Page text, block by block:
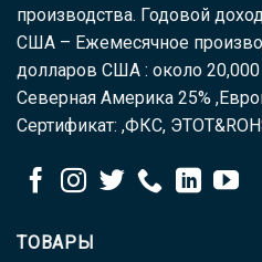
производства. Годовой
США – Ежемесячное
долларов США : около
Северная Америка 25%
Сертификат: ,ФКС,
ТОВАРЫ